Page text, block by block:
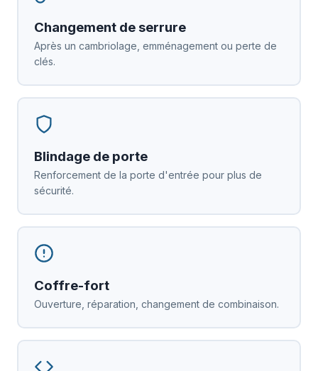
Changement de serrure
Après un cambriolage, emménagement ou perte de
clés.
Blindage de porte
Renforcement de la porte d'entrée pour plus de
sécurité.
Coffre-fort
Ouverture, réparation, changement de combinaison.